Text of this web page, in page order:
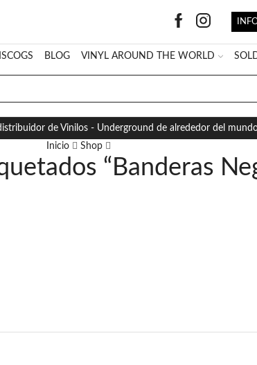
BLOG VINYL AROUND THE WORLD
SEARCH
INPUT
de Vinilos - Underground de alrededor del
Inicio
Shop
“Banderas